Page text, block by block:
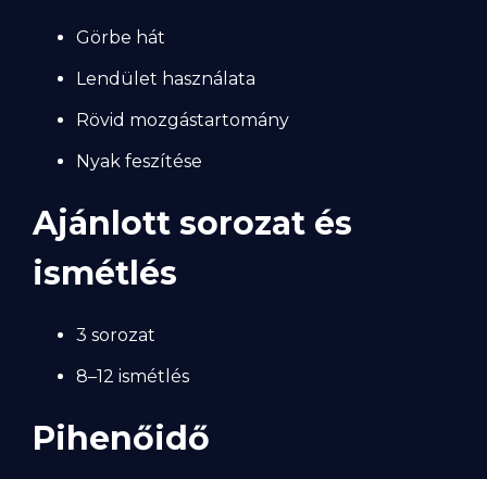
Görbe hát
Lendület használata
Rövid mozgástartomány
Nyak feszítése
Ajánlott sorozat és
ismétlés
3 sorozat
8–12 ismétlés
Pihenőidő